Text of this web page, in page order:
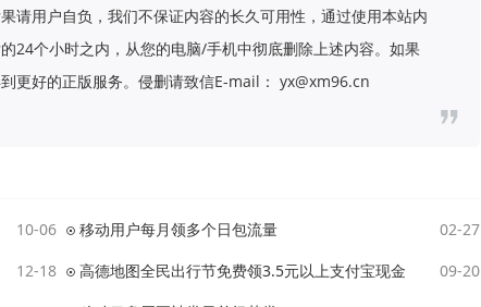
请用户自负，我们不保证内容的长久可用性，通过使用本站内
24个小时之内，从您的电脑/手机中彻底删除上述内容。如果
更好的正版服务。侵删请致信E-mail： yx@xm96.cn
10-06 移动用户每月领多个日包流量
02-27
12-18 高德地图全民出行节免费领3.5元以上支付宝现金
09-20